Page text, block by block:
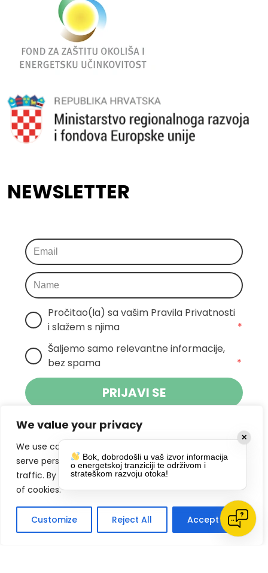
We value your privacy
We use cookies to enhance your browsing experience,
serve personalized ads or content, and analyze our
traffic. By clicking "Accept All", you consent to our use
of cookies.
Customize Reject All Accept All
NEWSLETTER
Pročitao(la) sa vašim Pravila Privatnosti
i slažem s njima
*
Šaljemo samo relevantne informacije,
bez spama
*
PRIJAVI SE
Klikom na gumb dajete suglasnost za
primanje novosti Pokreta Otoka te se
slažete spolitikom privatnosti.
DRUŠTVENE MREŽE
✕
Bok, dobrodošli u vaš izvor informacija
o energetskoj tranziciji te održivom i
strateškom razvoju otoka!